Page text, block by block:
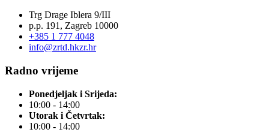
Trg Drage Iblera 9/III
p.p. 191, Zagreb 10000
+385 1 777 4048
info@zrtd.hkzr.hr
Radno vrijeme
Ponedjeljak i Srijeda:
10:00 - 14:00
Utorak i Četvrtak:
10:00 - 14:00